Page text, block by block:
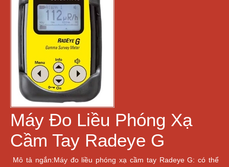
Máy Đo Liều Phóng Xạ
Cầm Tay Radeye G
Mô tả ngắn:Máy đo liều phóng xạ cầm tay Radeye G: có thể